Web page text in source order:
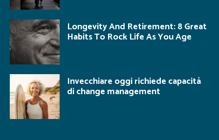
Longevity And Retirement: 8 Great
Habits To Rock Life As You Age
Invecchiare oggi richiede capacità
di change management